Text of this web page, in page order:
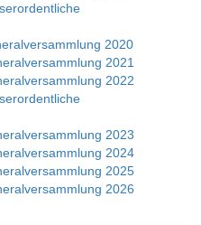
2020
2021
2022
2023
2024
2025
2026